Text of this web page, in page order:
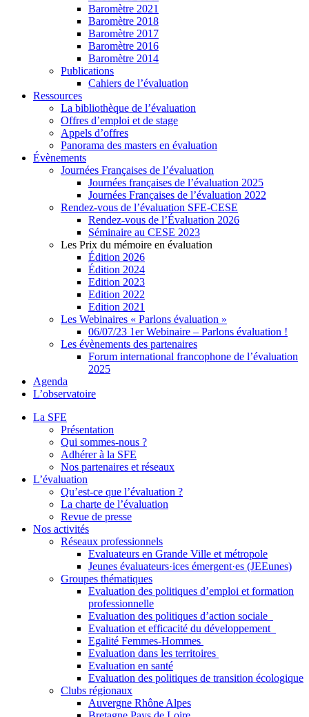
Baromètre 2021
Baromètre 2018
Baromètre 2017
Baromètre 2016
Baromètre 2014
Publications
Cahiers de l’évaluation
Ressources
La bibliothèque de l’évaluation
Offres d’emploi et de stage
Appels d’offres
Panorama des masters en évaluation
Évènements
Journées Françaises de l’évaluation
Journées françaises de l’évaluation 2025
Journées Françaises de l’évaluation 2022
Rendez-vous de l’évaluation SFE-CESE
Rendez-vous de l’Évaluation 2026
Séminaire au CESE 2023
Les Prix du mémoire en évaluation
Édition 2026
Édition 2024
Edition 2023
Edition 2022
Edition 2021
Les Webinaires « Parlons évaluation »
06/07/23 1er Webinaire – Parlons évaluation !
Les évènements des partenaires
Forum international francophone de l’évaluation
2025
Agenda
L’observatoire
La SFE
Présentation
Qui sommes-nous ?
Adhérer à la SFE
Nos partenaires et réseaux
L’évaluation
Qu’est-ce que l’évaluation ?
La charte de l’évaluation
Revue de presse
Nos activités
Réseaux professionnels
Evaluateurs en Grande Ville et métropole
Jeunes évaluateurs·ices émergent·es (JEEunes)
Groupes thématiques
Evaluation des politiques d’emploi et formation
professionnelle
Evaluation des politiques d’action sociale
Evaluation et efficacité du développement
Egalité Femmes-Hommes
Evaluation dans les territoires
Evaluation en santé
Evaluation des politiques de transition écologique
Clubs régionaux
Auvergne Rhône Alpes